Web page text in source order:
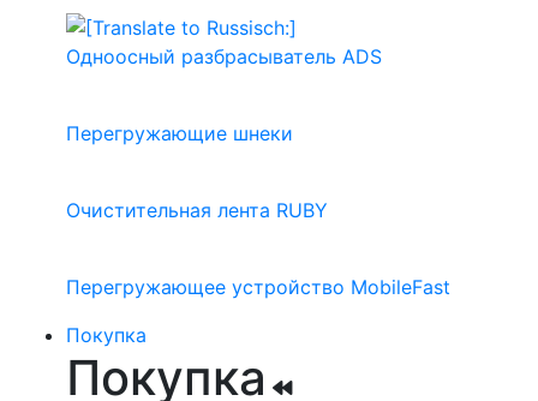
Одноосный разбрасыватель ADS
Перегружающие шнеки
Очистительная лента RUBY
Перегружающее устройство MobileFast
Покупка
Покупка